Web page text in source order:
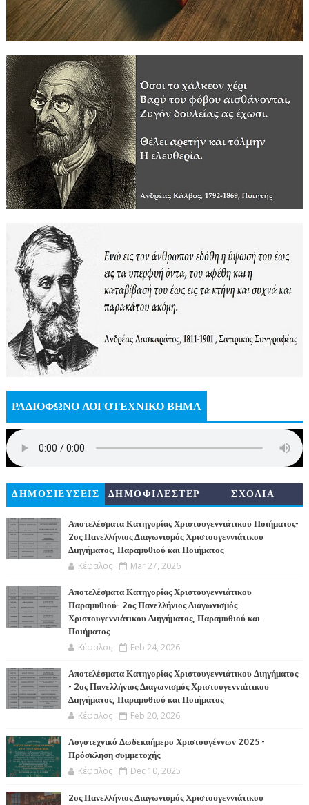
ΡΑΔΙΟΦΩΝΟ ΛΟΓΟΤΕΧΝΙΚΟ ΒΗΜΑ
ΔΗΜΟΣΙΕΥΣΕΙΣ
ΔΗΜΟΦΙΛΕΣΤΕΡ
ΣΧΟΛΙΑ
Αποτελέσματα Κατηγορίας Χριστουγεννιάτικου Ποιήματος-
2ος Πανελλήνιος Διαγωνισμός Χριστουγεννιάτικου
Διηγήματος, Παραμυθιού και Ποιήματος
Κέφαλος Mar 27, 2026
Αποτελέσματα Κατηγορίας Χριστουγεννιάτικου
Παραμυθιού- 2ος Πανελλήνιος Διαγωνισμός
Χριστουγεννιάτικου Διηγήματος, Παραμυθιού και
Ποιήματος
Κέφαλος Feb 24, 2026
Αποτελέσματα Κατηγορίας Χριστουγεννιάτικου Διηγήματος
- 2ος Πανελλήνιος Διαγωνισμός Χριστουγεννιάτικου
Διηγήματος, Παραμυθιού και Ποιήματος
Κέφαλος Feb 20, 2026
Λογοτεχνικό Δωδεκαήμερο Χριστουγέννων 2025 -
Πρόσκληση συμμετοχής
Κέφαλος Dec 10, 2025
2ος Πανελλήνιος Διαγωνισμός Χριστουγεννιάτικου